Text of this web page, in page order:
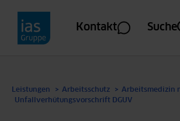
Direkt zum Inhalt
Kontakt Suche
Leistungen Arbeitsschutz
Arbeitsmedizin
Unfallverhütungsvorschrift DGUV